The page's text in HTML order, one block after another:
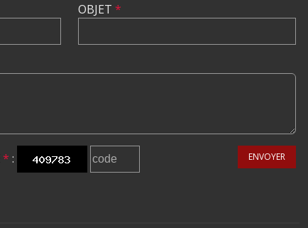
OBJET *
* : ENVOYER